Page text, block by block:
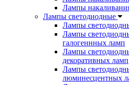
Лампы
Лампы светодиодные
Лампы
Лампы
галогеннных ламп
Лампы
декоративных ламп
Лампы
люминесцентных